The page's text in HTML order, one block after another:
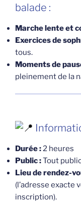
balade :
Marche lente et
Exercices de
tous.
Moments de
pleinement de la
Durée : 2 heures
Public :Tout
Lieu de rendez-
(l’adresse exacte
inscription).